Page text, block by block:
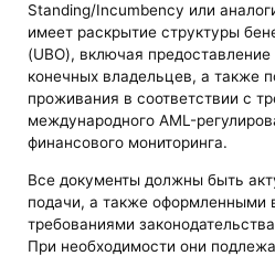
Standing/Incumbency или
имеет раскрытие структуры
(UBO), включая предоставление
конечных владельцев, а также
проживания в соответствии с
международного AML-
финансового мониторинга.
Все документы должны быть
подачи, а также оформленными
требованиями
При необходимости они